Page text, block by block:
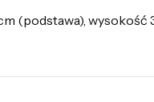
(podstawa), wysokość